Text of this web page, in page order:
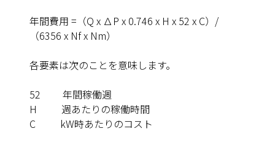
年間費用 =（Q x ∆P x 0.746 x H x 52 x C）/
（6356 x Nf x Nm）
各要素は次のことを意味します。
52 年間稼働週
H 週あたりの稼働時間
C kW時あたりのコスト